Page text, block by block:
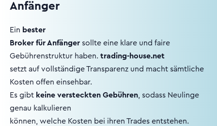
Anfänger
Ein bester
Broker für Anfänger sollte eine klare und faire
Gebührenstruktur haben. trading-house.net
setzt auf vollständige Transparenz und macht sämtliche
Kosten offen einsehbar.
Es gibt keine versteckten Gebühren, sodass Neulinge
genau kalkulieren
können, welche Kosten bei ihren Trades entstehen.